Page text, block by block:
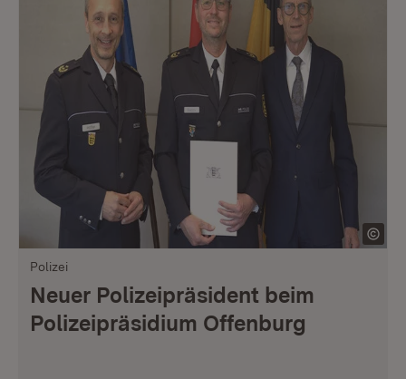
Polizei
Neuer Polizeipräsident beim
Polizeipräsidium Offenburg